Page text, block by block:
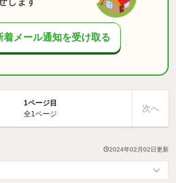
着メール通知を受け取る
1ページ目
全1ページ
次へ
2024年02月02日更新